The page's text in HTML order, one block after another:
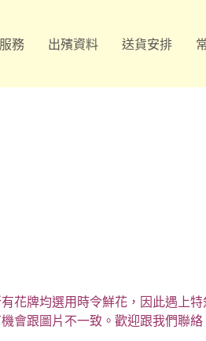
務 出殯資料 送貨安排
花牌均選用時令鮮花，因此遇上
會跟圖片不一致。歡迎跟我們聯絡